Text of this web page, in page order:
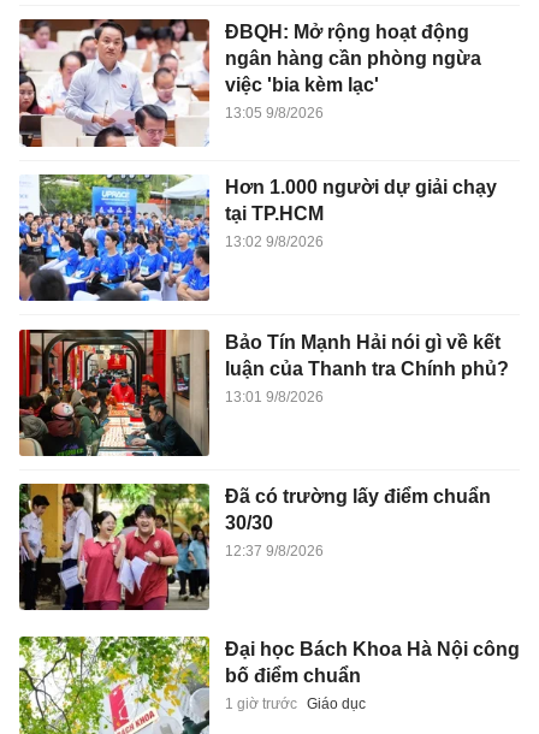
ĐBQH: Mở rộng hoạt động
ngân hàng cần phòng ngừa
việc 'bia kèm lạc'
13:05 9/8/2026
Hơn 1.000 người dự giải chạy
tại TP.HCM
13:02 9/8/2026
Bảo Tín Mạnh Hải nói gì về kết
luận của Thanh tra Chính phủ?
13:01 9/8/2026
Đã có trường lấy điểm chuẩn
30/30
12:37 9/8/2026
Đại học Bách Khoa Hà Nội công
bố điểm chuẩn
1 giờ trước Giáo dục